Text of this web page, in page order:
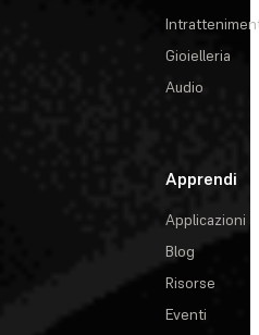
Gioielleria
Audio
Apprendi
Applicazioni
Blog
Risorse
Eventi